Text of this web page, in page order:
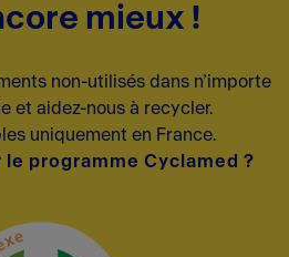
mieux !
non-utilisés dans n’importe
et aidez-nous à recycler.
uniquement en France.
le programme Cyclamed ?